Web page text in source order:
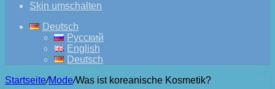
Skin umschalten
Deutsch
Русский
English
Deutsch
Startseite/Mode/Was ist koreanische Kosmetik?